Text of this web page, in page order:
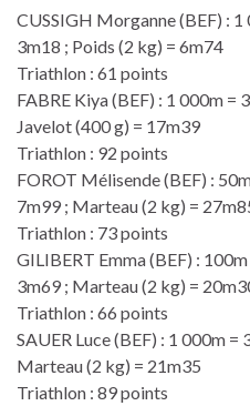
CUSSIGH Morganne (BEF) : 1
3m18 ; Poids (2 kg) = 6m74
Triathlon : 61 points
FABRE Kiya (BEF) : 1 000m =
Javelot (400 g) = 17m39
Triathlon : 92 points
FOROT Mélisende (BEF) :
7m99 ; Marteau (2 kg) =
Triathlon : 73 points
GILIBERT Emma (BEF) :
3m69 ; Marteau (2 kg) =
Triathlon : 66 points
SAUER Luce (BEF) : 1 000m =
Marteau (2 kg) = 21m35
Triathlon : 89 points